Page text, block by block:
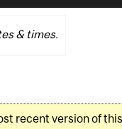
& times.
recent version of